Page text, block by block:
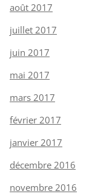
août 2017
juillet 2017
juin 2017
mai 2017
mars 2017
février 2017
janvier 2017
décembre 2016
novembre 2016